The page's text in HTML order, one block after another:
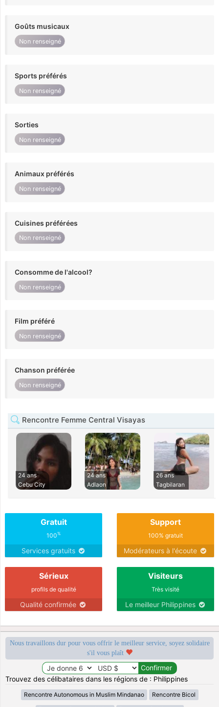
Goûts musicaux
Non renseigné
Sports préférés
Non renseigné
Sorties
Non renseigné
Animaux préférés
Non renseigné
Cuisines préférées
Non renseigné
Consomme de l'alcool?
Non renseigné
Film préféré
Non renseigné
Chanson préférée
Non renseigné
Rencontre Femme Central Visayas
24 ans
Cebu City
24 ans
Adlaon
26 ans
Tagbilaran
Gratuit
100%
Services gratuits
Support
100% gratuit
Modérateurs à l'écoute
Sérieux
profils de qualité
Qualité confirmée
Visiteurs
Très visité
Le meilleur Philippines
Nous travaillons dur pour vous offrir le meilleur service, soyez solidaire
s'il vous plaît
Trouvez des célibataires dans les régions de : Philippines
Rencontre Autonomous in Muslim Mindanao Rencontre Bicol